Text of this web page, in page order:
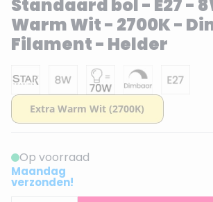
Standaard bol - E27 -
Warm Wit - 2700K -
Filament - Helder
Op voorraad
Maandag
verzonden!